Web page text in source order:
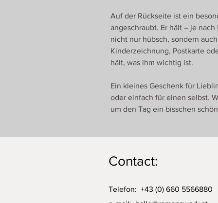
Auf der Rückseite ist ein
angeschraubt. Er hält – je
nicht nur hübsch, sondern
Kinderzeichnung, Postkarte
hält, was ihm wichtig ist.
Ein kleines Geschenk für
oder einfach für einen selbst.
um den Tag ein bisschen
Contact:
Telefon: +43 (0) 660 5566880